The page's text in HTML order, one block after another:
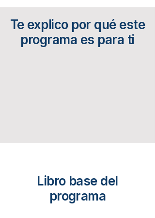
Te explico por qué este
programa es para ti
Libro base del
programa